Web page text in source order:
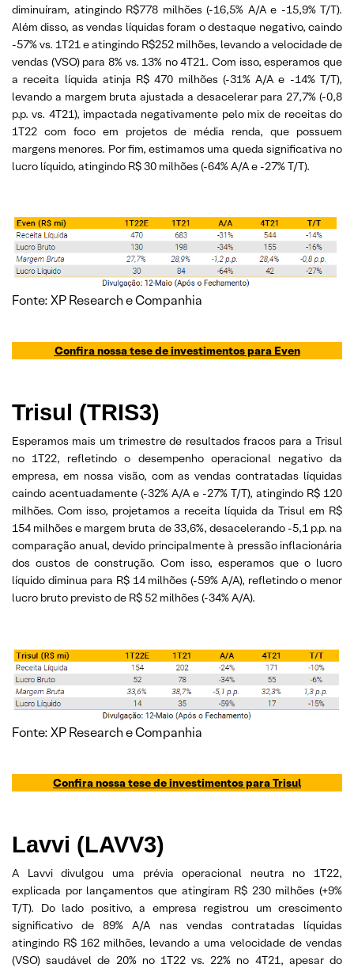
diminuíram, atingindo R$778 milhões (-16,5% A/A e -15,9% T/T).
Além disso, as vendas líquidas foram o destaque negativo, caindo
-57% vs. 1T21 e atingindo R$252 milhões, levando a velocidade de
vendas (VSO) para 8% vs. 13% no 4T21. Com isso, esperamos que
a receita líquida atinja R$ 470 milhões (-31% A/A e -14% T/T),
levando a margem bruta ajustada a desacelerar para 27,7% (-0,8
p.p. vs. 4T21), impactada negativamente pelo mix de receitas do
1T22 com foco em projetos de média renda, que possuem
margens menores. Por fim, estimamos uma queda significativa no
lucro líquido, atingindo R$ 30 milhões (-64% A/A e -27% T/T).
Fonte: XP Research e Companhia
Confira nossa tese de investimentos para Even
Trisul (TRIS3)
Esperamos mais um trimestre de resultados fracos para a Trisul
no 1T22, refletindo o desempenho operacional negativo da
empresa, em nossa visão, com as vendas contratadas líquidas
caindo acentuadamente (-32% A/A e -27% T/T), atingindo R$ 120
milhões. Com isso, projetamos a receita líquida da Trisul em R$
154 milhões e margem bruta de 33,6%, desacelerando -5,1 p.p. na
comparação anual, devido principalmente à pressão inflacionária
dos custos de construção. Com isso, esperamos que o lucro
líquido diminua para R$ 14 milhões (-59% A/A), refletindo o menor
lucro bruto previsto de R$ 52 milhões (-34% A/A).
Fonte: XP Research e Companhia
Confira nossa tese de investimentos paraTrisul
Lavvi (LAVV3)
A Lavvi divulgou uma prévia operacional neutra no 1T22,
explicada por lançamentos que atingiram R$ 230 milhões (+9%
T/T). Do lado positivo, a empresa registrou um crescimento
significativo de 89% A/A nas vendas contratadas líquidas
atingindo R$ 162 milhões, levando a uma velocidade de vendas
(VSO) saudável de 20% no 1T22 vs. 22% no 4T21, apesar do